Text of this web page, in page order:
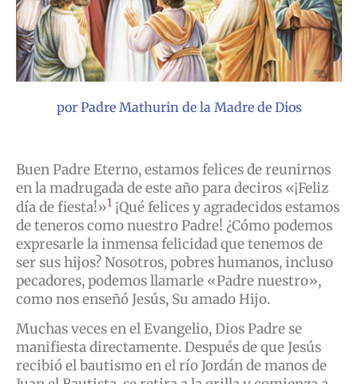
por Padre Mathurin de la Madre de Dios
Buen Padre Eterno, estamos felices de reunirnos
en la madrugada de este año para deciros «¡Feliz
día de fiesta!»1 ¡Qué felices y agradecidos estamos
de teneros como nuestro Padre! ¿Cómo podemos
expresarle la inmensa felicidad que tenemos de
ser sus hijos? Nosotros, pobres humanos, incluso
pecadores, podemos llamarle «Padre nuestro»,
como nos enseñó Jesús, Su amado Hijo.
Muchas veces en el Evangelio, Dios Padre se
manifiesta directamente. Después de que Jesús
recibió el bautismo en el río Jordán de manos de